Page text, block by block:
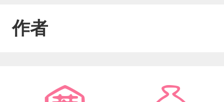
眼眶大喊。"闭嘴。"云清晏抹去唇边血
知道你在装坏◆前期互相嫌弃，中期攻
作者